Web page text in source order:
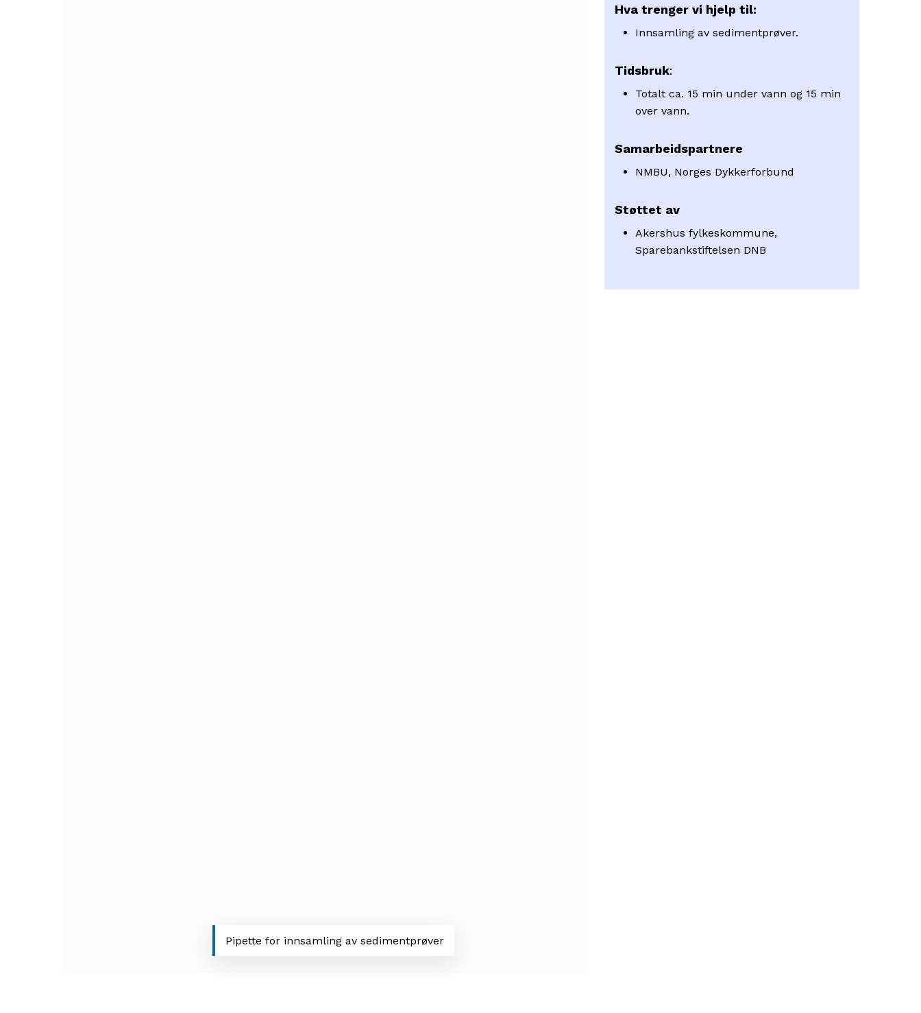
Pipette for innsamling av sedimentprøver
Hva trenger vi hjelp til:
Innsamling av sedimentprøver.
Tidsbruk:
Totalt ca. 15 min under vann og 15 min
over vann.
Samarbeidspartnere
NMBU, Norges Dykkerforbund
Støttet av
Akershus fylkeskommune,
Sparebankstiftelsen DNB